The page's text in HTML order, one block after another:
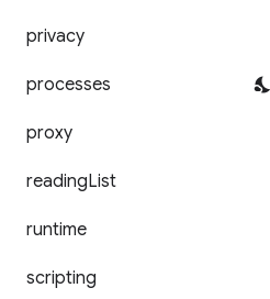
privacy
processes
proxy
readingList
runtime
scripting